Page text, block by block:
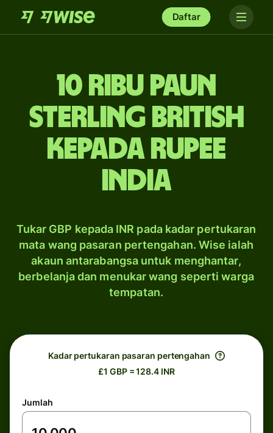
Daftar
10 ribu paun
sterling British
kepada rupee
India
Tukar GBP kepada INR pada kadar pertukaran
mata wang pasaran pertengahan. Wise ialah
akaun antarabangsa untuk menghantar,
berbelanja dan menukar wang seperti warga
tempatan.
Kadar pertukaran pasaran pertengahan
£1 GBP = 128.4 INR
Jumlah